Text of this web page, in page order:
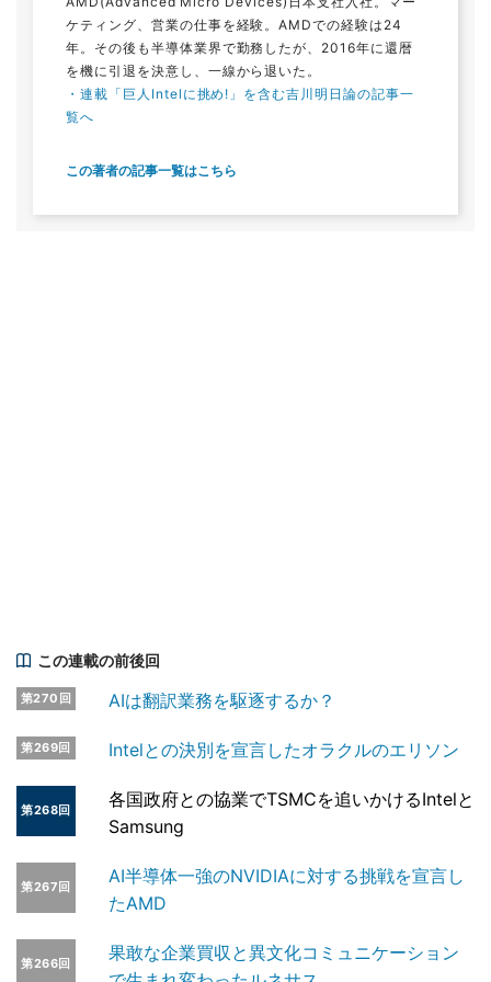
ケティング、営業の仕事を経験。AMDでの経験は24
年。その後も半導体業界で勤務したが、2016年に還暦
を機に引退を決意し、一線から退いた。
・連載「巨人Intelに挑め!」を含む吉川明日論の記事一
覧へ
この著者の記事一覧はこちら
この連載の前後回
第270回 AIは翻訳業務を駆逐するか？
第269回 Intelとの決別を宣言したオラクルのエリソン
第268回
各国政府との協業でTSMCを追いかけるIntelと
Samsung
第267回
AI半導体一強のNVIDIAに対する挑戦を宣言し
たAMD
第266回
果敢な企業買収と異文化コミュニケーション